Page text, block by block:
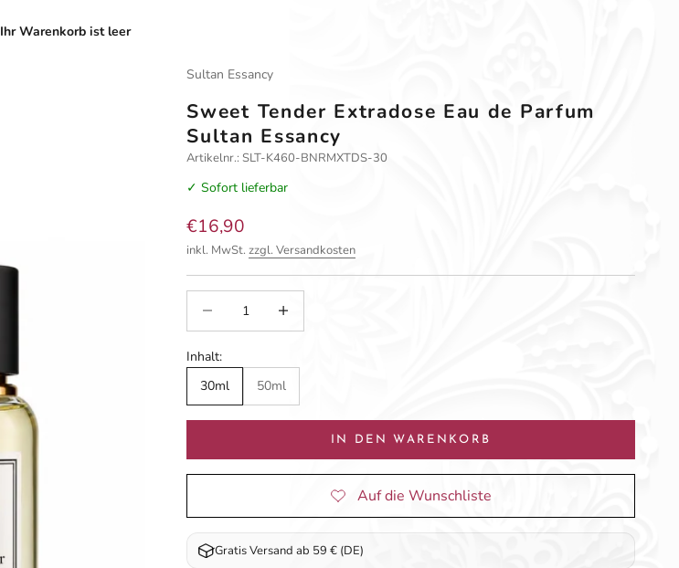
Ihr Warenkorb ist leer
Sultan Essancy
Sweet Tender Extradose Eau de Parfum
Sultan Essancy
Artikelnr.: SLT-K460-BNRMXTDS-30
✓ Sofort lieferbar
Angebot
€16,90
inkl. MwSt.zzgl. Versandkosten
Inhalt:
30ml
50ml
IN DEN WARENKORB
Gratis Versand ab 59 € (DE)